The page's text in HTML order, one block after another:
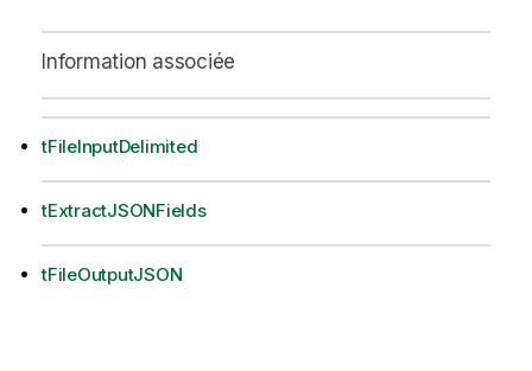
Information associée
tFileInputDelimited
tExtractJSONFields
tFileOutputJSON